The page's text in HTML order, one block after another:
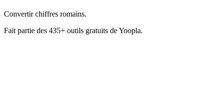
Convertir chiffres romains.
Fait partie des 435+ outils gratuits de Yoopla.